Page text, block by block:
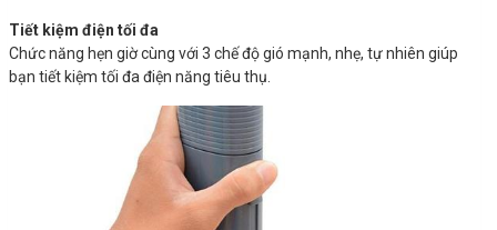
Tiết kiệm điện tối đa
Chức năng hẹn giờ cùng với 3 chế độ gió mạnh, nhẹ, tự nhiên giúp
bạn tiết kiệm tối đa điện năng tiêu thụ.